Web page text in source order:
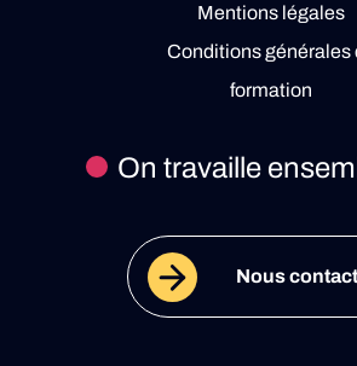
Mentions légales
Conditions générales
formation
On travaille
Nous